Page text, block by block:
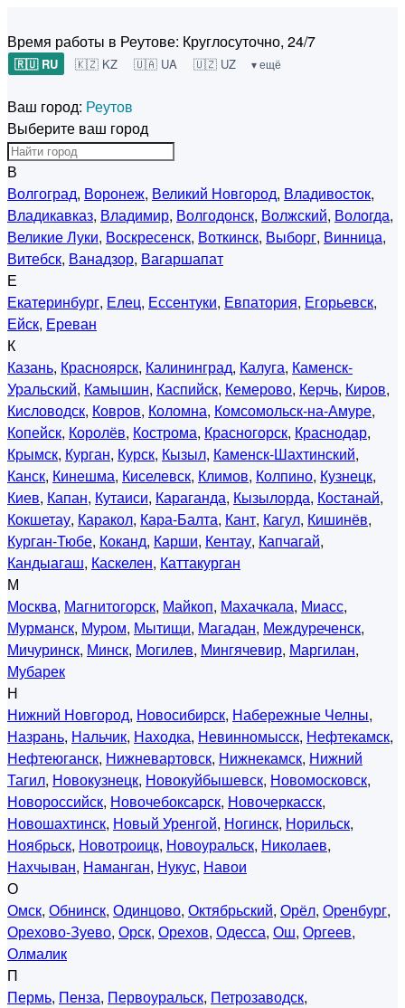
Время работы в Реутове: Круглосуточно, 24/7
🇷🇺 RU 🇰🇿 KZ 🇺🇦 UA 🇺🇿 UZ ▾ ещё
Ваш город: Реутов
Выберите ваш город
В
Волгоград, Воронеж, Великий Новгород, Владивосток,
Владикавказ, Владимир, Волгодонск, Волжский, Вологда,
Великие Луки, Воскресенск, Воткинск, Выборг, Винница,
Витебск, Ванадзор, Вагаршапат
Е
Екатеринбург, Елец, Ессентуки, Евпатория, Егорьевск,
Ейск, Ереван
К
Казань, Красноярск, Калининград, Калуга, Каменск-
Уральский, Камышин, Каспийск, Кемерово, Керчь, Киров,
Кисловодск, Ковров, Коломна, Комсомольск-на-Амуре,
Копейск, Королёв, Кострома, Красногорск, Краснодар,
Крымск, Курган, Курск, Кызыл, Каменск-Шахтинский,
Канск, Кинешма, Киселевск, Климов, Колпино, Кузнецк,
Киев, Капан, Кутаиси, Караганда, Кызылорда, Костанай,
Кокшетау, Каракол, Кара-Балта, Кант, Кагул, Кишинёв,
Курган-Тюбе, Коканд, Карши, Кентау, Капчагай,
Кандыагаш, Каскелен, Каттакурган
М
Москва, Магнитогорск, Майкоп, Махачкала, Миасс,
Мурманск, Муром, Мытищи, Магадан, Междуреченск,
Мичуринск, Минск, Могилев, Мингячевир, Маргилан,
Мубарек
Н
Нижний Новгород, Новосибирск, Набережные Челны,
Назрань, Нальчик, Находка, Невинномысск, Нефтекамск,
Нефтеюганск, Нижневартовск, Нижнекамск, Нижний
Тагил, Новокузнецк, Новокуйбышевск, Новомосковск,
Новороссийск, Новочебоксарск, Новочеркасск,
Новошахтинск, Новый Уренгой, Ногинск, Норильск,
Ноябрьск, Новотроицк, Новоуральск, Николаев,
Нахчыван, Наманган, Нукус, Навои
О
Омск, Обнинск, Одинцово, Октябрьский, Орёл, Оренбург,
Орехово-Зуево, Орск, Орехов, Одесса, Ош, Оргеев,
Олмалик
П
Пермь, Пенза, Первоуральск, Петрозаводск,